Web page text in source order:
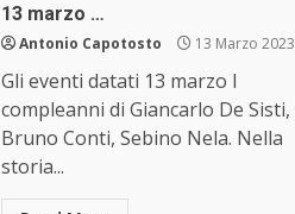
13 marzo …
Antonio Capotosto 13 Marzo 2023
Gli eventi datati 13 marzo I
compleanni di Giancarlo De Sisti,
Bruno Conti, Sebino Nela. Nella
storia...